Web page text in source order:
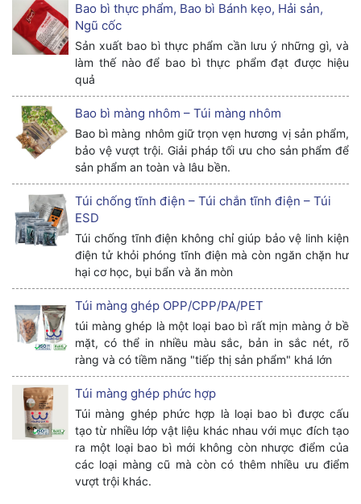
Bao bì thực phẩm, Bao bì Bánh kẹo, Hải sản,
Ngũ cốc
Sản xuất bao bì thực phẩm cần lưu ý những gì, và
làm thế nào để bao bì thực phẩm đạt được hiệu
quả
Bao bì màng nhôm – Túi màng nhôm
Bao bì màng nhôm giữ trọn vẹn hương vị sản phẩm,
bảo vệ vượt trội. Giải pháp tối ưu cho sản phẩm để
sản phẩm an toàn và lâu bền.
Túi chống tĩnh điện – Túi chắn tĩnh điện – Túi
ESD
Túi chống tĩnh điện không chỉ giúp bảo vệ linh kiện
điện tử khỏi phóng tĩnh điện mà còn ngăn chặn hư
hại cơ học, bụi bẩn và ăn mòn
Túi màng ghép OPP/CPP/PA/PET
túi màng ghép là một loại bao bì rất mịn màng ở bề
mặt, có thể in nhiều màu sắc, bản in sắc nét, rõ
ràng và có tiềm năng "tiếp thị sản phẩm" khá lớn
Túi màng ghép phức hợp
Túi màng ghép phức hợp là loại bao bì được cấu
tạo từ nhiều lớp vật liệu khác nhau với mục đích tạo
ra một loại bao bì mới không còn nhược điểm của
các loại màng cũ mà còn có thêm nhiều ưu điểm
vượt trội khác.